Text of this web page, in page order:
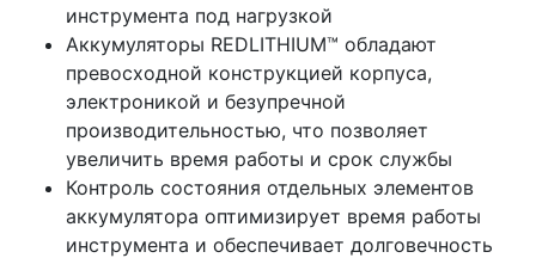
инструмента под нагрузкой
Аккумуляторы REDLITHIUM™ обладают
превосходной конструкцией корпуса,
электроникой и безупречной
производительностью, что позволяет
увеличить время работы и срок службы
Контроль состояния отдельных элементов
аккумулятора оптимизирует время работы
инструмента и обеспечивает долговечность